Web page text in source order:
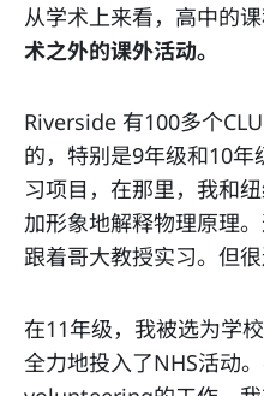
从学术上来看，高中的
术之外的课外活动。
Riverside 有100多个
的，特别是9年级和10
习项目，在那里，我和
加形象地解释物理原理
跟着哥大教授实习。但
在11年级，我被选为学
全力地投入了NHS活动